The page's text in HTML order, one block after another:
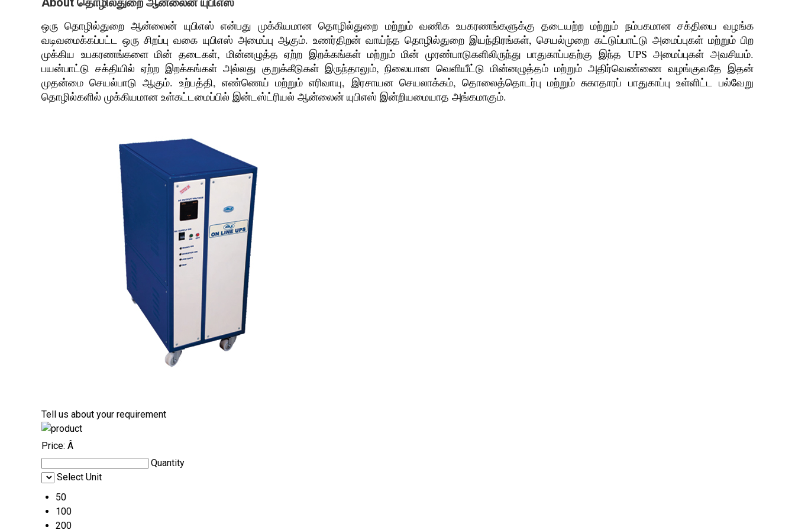
ஒரு தொழில்துறை ஆன்லைன் யுபிஎஸ் என்பது முக்கியமான தொழில்துறை மற்றும் வணிக உபகரணங்களுக்கு தடையற்ற மற்றும் நம்பகமான சக்தியை வழங்க
வடிவமைக்கப்பட்ட ஒரு சிறப்பு வகை யுபிஎஸ் அமைப்பு ஆகும். உணர்திறன் வாய்ந்த தொழில்துறை இயந்திரங்கள், செயல்முறை கட்டுப்பாட்டு அமைப்புகள் மற்றும் பிற
முக்கிய உபகரணங்களை மின் தடைகள், மின்னழுத்த ஏற்ற இறக்கங்கள் மற்றும் மின் முரண்பாடுகளிலிருந்து பாதுகாப்பதற்கு இந்த UPS அமைப்புகள் அவசியம்.
பயன்பாட்டு சக்தியில் ஏற்ற இறக்கங்கள் அல்லது குறுக்கீடுகள் இருந்தாலும், நிலையான வெளியீட்டு மின்னழுத்தம் மற்றும் அதிர்வெண்ணை வழங்குவதே இதன்
முதன்மை செயல்பாடு ஆகும். உற்பத்தி, எண்ணெய் மற்றும் எரிவாயு, இரசாயன செயலாக்கம், தொலைத்தொடர்பு மற்றும் சுகாதாரப் பாதுகாப்பு உள்ளிட்ட பல்வேறு
தொழில்களில் முக்கியமான உள்கட்டமைப்பில் இன்டஸ்ட்ரியல் ஆன்லைன் யுபிஎஸ் இன்றியமையாத அங்கமாகும்.
Tell us about your requirement
Price: Â
Quantity
Select Unit
50
100
200